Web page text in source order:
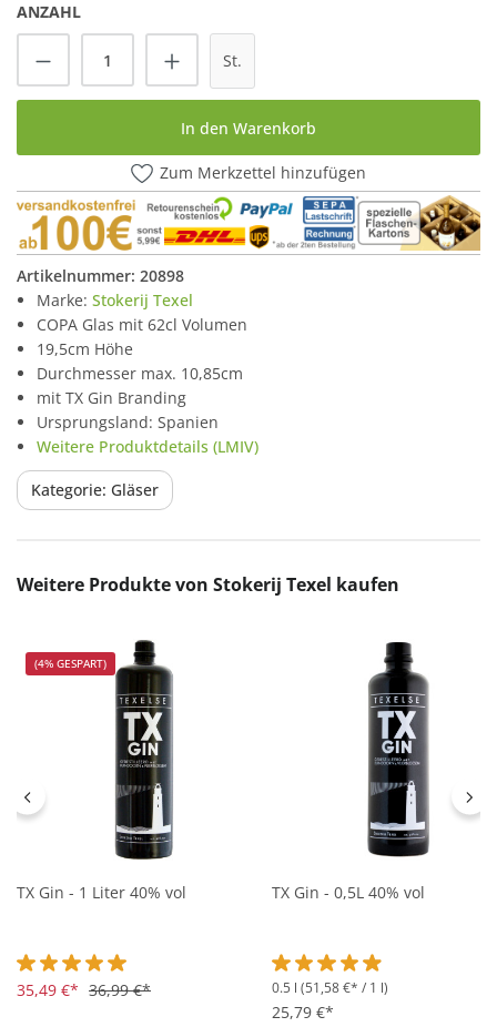
ANZAHL
Produkt Anzahl: Gib den gewünschten
St.
In den Warenkorb
Zum Merkzettel hinzufügen
Artikelnummer: 20898
Marke: Stokerij Texel
COPA Glas mit 62cl Volumen
19,5cm Höhe
Durchmesser max. 10,85cm
mit TX Gin Branding
Ursprungsland: Spanien
Weitere Produktdetails (LMIV)
Kategorie: Gläser
Produktgalerie überspringen
Weitere Produkte von Stokerij Texel kaufen
(4% GESPART)
TX Gin - 1 Liter 40% vol
Durchschnittliche Bewertung von 5 von 5 Sternen
35,49 €* 36,99 €*
TX Gin - 0,5L 40% vol
Durchschnittliche
0.5 l (51,58 €* / 1 l)
25,79 €*